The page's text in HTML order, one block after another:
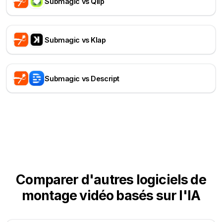
Submagic vs Klap
Submagic vs Descript
Comparer d'autres logiciels de
montage vidéo basés sur l'IA